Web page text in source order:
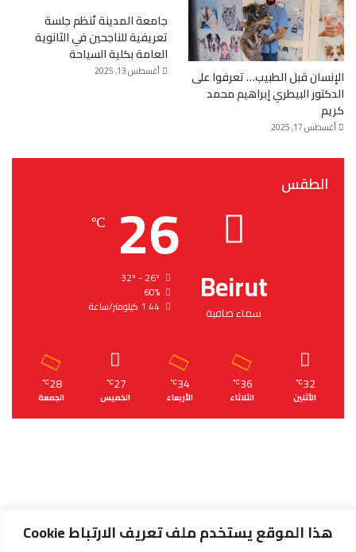
هذا الموقع يستخدم ملف تعريف الارتباط Cookie
الإنسان قبل الطبيب… تعرفوا على
الدكتور البيطري إبراهيم محمد
كريم
أغسطس 17, 2025
جامعة المدينة تُنظم جلسة
تعريفية للناجحين في الثانوية
العامة بكلية السياحة
أغسطس 13, 2025
الطقس
Beirut
سماء صافية
26
℃
60%
1.44 كيلومتر/ساعة
32
℃
الأثنين
36
℃
الثلاثاء
34
℃
الأربعاء
27
℃
الخميس
28
℃
الجمعة